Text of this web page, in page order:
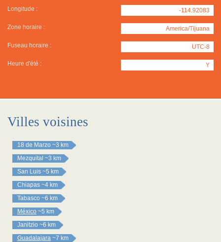
Longitude : -114.92083
Zone horaire : America/Tijuana
Fuseau horaire : UTC-8
Heure d'été : Y
Villes voisines
18 de Marzo ~3 km
Mezquital ~3 km
San Luis ~5 km
Chiapas ~4 km
Tabasco ~6 km
México ~5 km
Janitzio ~6 km
Guadalajara ~7 km